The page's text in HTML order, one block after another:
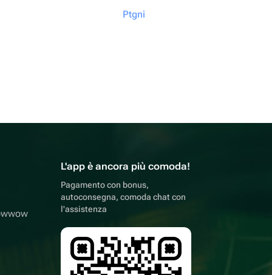
Ptgni
L'app è ancora più comoda!
Pagamento con bonus,
autoconsegna, comoda chat con
l'assistenza